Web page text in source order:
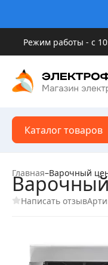
Режим работы - с
Каталог товаров
Главная–Варочный
Варочный
Написать отзыв